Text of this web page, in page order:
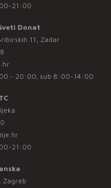
21:00
Donat
11, Zadar
- 20:00; sub 8:00-14:00
21:00
Zagreb